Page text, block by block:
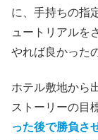
に、手持ちの指
ュートリアルを
やれば良かった
ホテル敷地から
ストーリーの目
った後で勝負さ